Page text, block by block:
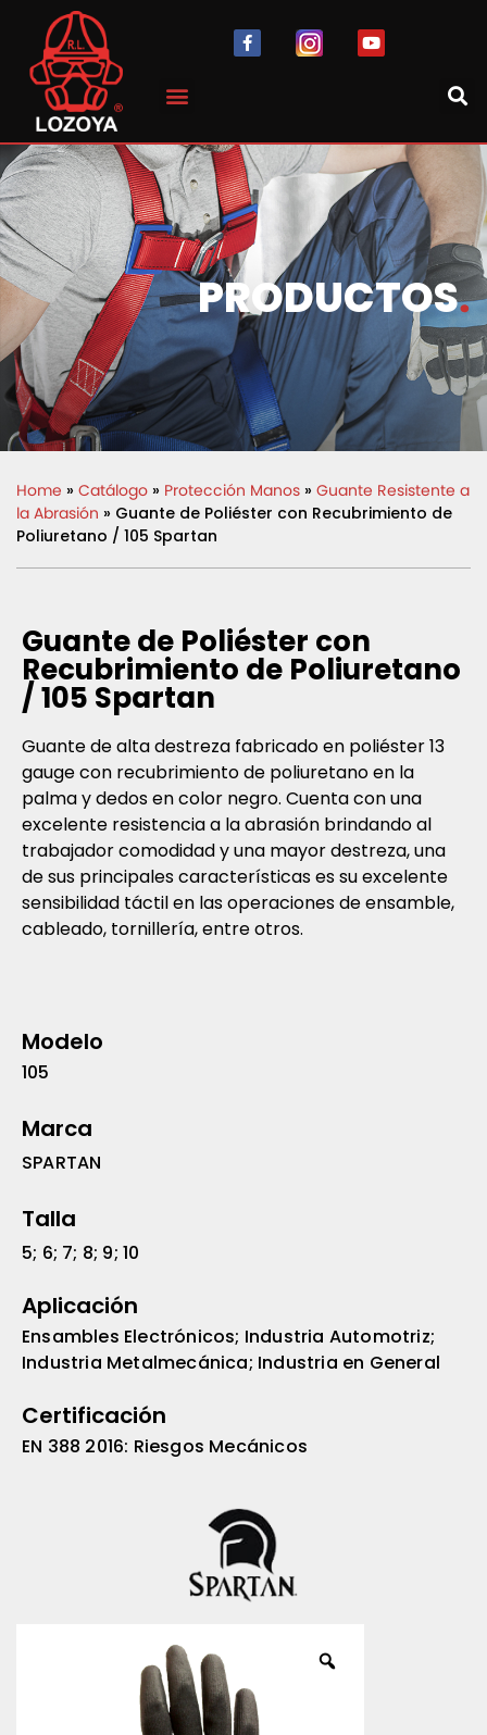
PRODUCTOS.
Home » Catálogo » Protección Manos » Guante Resistente a
la Abrasión » Guante de Poliéster con Recubrimiento de
Poliuretano / 105 Spartan
Guante de Poliéster con
Recubrimiento de Poliuretano
/ 105 Spartan
Guante de alta destreza fabricado en poliéster 13
gauge con recubrimiento de poliuretano en la
palma y dedos en color negro. Cuenta con una
excelente resistencia a la abrasión brindando al
trabajador comodidad y una mayor destreza, una
de sus principales características es su excelente
sensibilidad táctil en las operaciones de ensamble,
cableado, tornillería, entre otros.
Modelo
105
Marca
SPARTAN
Talla
5; 6; 7; 8; 9; 10
Aplicación
Ensambles Electrónicos; Industria Automotriz;
Industria Metalmecánica; Industria en General
Certificación
EN 388 2016: Riesgos Mecánicos